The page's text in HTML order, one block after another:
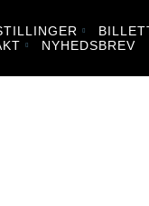
NYHEDSBREV